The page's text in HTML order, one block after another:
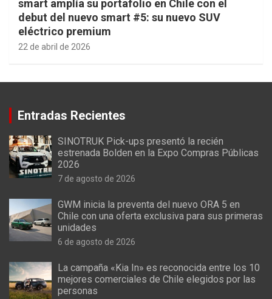
smart amplía su portafolio en Chile con el
debut del nuevo smart #5: su nuevo SUV
eléctrico premium
22 de abril de 2026
Entradas Recientes
SINOTRUK Pick-ups presentó la recién
estrenada Bolden en la Expo Compras Públicas
2026
7 de agosto de 2026
GWM inicia la preventa del nuevo ORA 5 en
Chile con una oferta exclusiva para sus primeras
unidades
6 de agosto de 2026
La campaña «Kia In» es reconocida entre los 10
mejores comerciales de Chile elegidos por las
personas